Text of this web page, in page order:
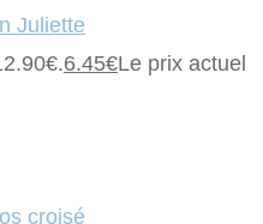
Juliette
6.45€Le prix actuel